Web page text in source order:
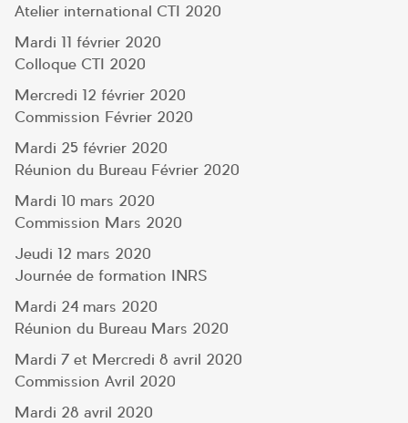
Atelier international CTI 2020
Mardi 11 février 2020
Colloque CTI 2020
Mercredi 12 février 2020
Commission Février 2020
Mardi 25 février 2020
Réunion du Bureau Février 2020
Mardi 10 mars 2020
Commission Mars 2020
Jeudi 12 mars 2020
Journée de formation INRS
Mardi 24 mars 2020
Réunion du Bureau Mars 2020
Mardi 7 et Mercredi 8 avril 2020
Commission Avril 2020
Mardi 28 avril 2020